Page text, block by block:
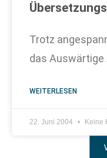
Trotz
das Auswärtige
WEITERLESEN
22. Juni 2004 Keine